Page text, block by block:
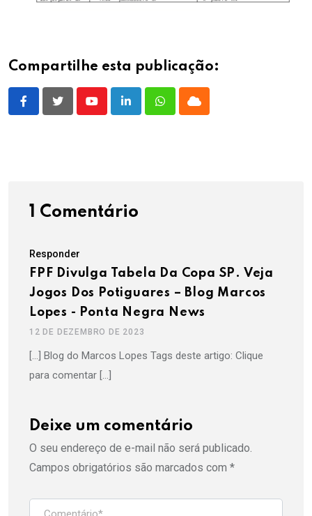
Compartilhe esta publicação:
YoutubeLinkedInWhatsappCloud
1 Comentário
Responder
FPF Divulga Tabela Da Copa SP. Veja
Jogos Dos Potiguares – Blog Marcos
Lopes - Ponta Negra News
12 DE DEZEMBRO DE 2023
[…] Blog do Marcos Lopes Tags deste artigo: Clique
para comentar […]
Deixe um comentário
O seu endereço de e-mail não será publicado.
Campos obrigatórios são marcados com *